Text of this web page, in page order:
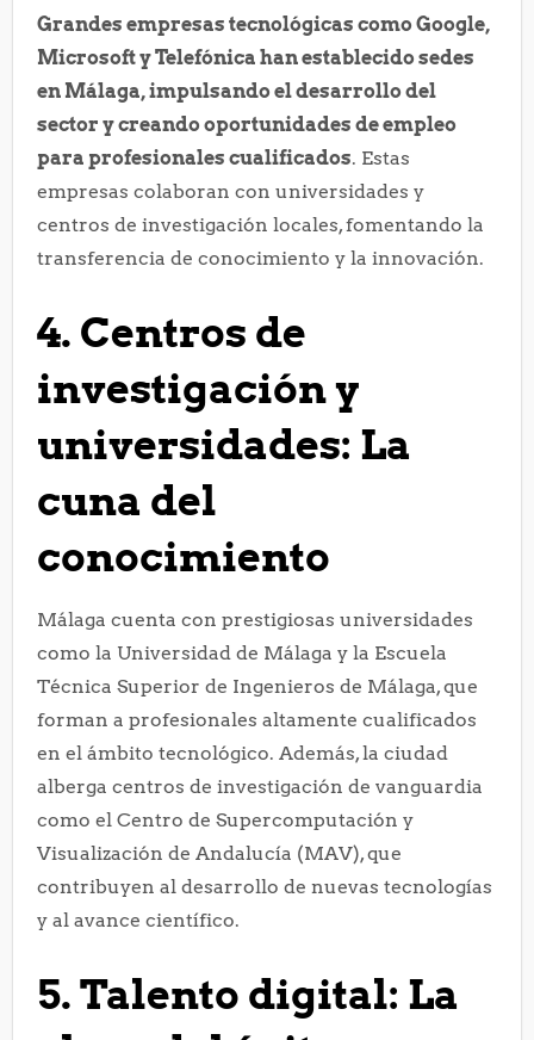
Grandes empresas tecnológicas como Google,
Microsoft y Telefónica han establecido sedes
en Málaga, impulsando el desarrollo del
sector y creando oportunidades de empleo
para profesionales cualificados. Estas
empresas colaboran con universidades y
centros de investigación locales, fomentando la
transferencia de conocimiento y la innovación.
4. Centros de
investigación y
universidades: La
cuna del
conocimiento
Málaga cuenta con prestigiosas universidades
como la Universidad de Málaga y la Escuela
Técnica Superior de Ingenieros de Málaga, que
forman a profesionales altamente cualificados
en el ámbito tecnológico. Además, la ciudad
alberga centros de investigación de vanguardia
como el Centro de Supercomputación y
Visualización de Andalucía (MAV), que
contribuyen al desarrollo de nuevas tecnologías
y al avance científico.
5. Talento digital: La